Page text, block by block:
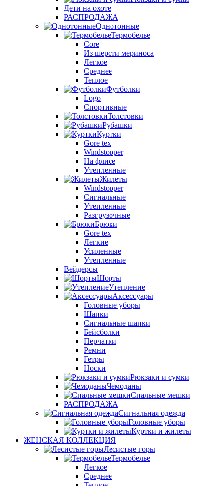
Дети на охоте
РАСПРОДАЖА
Однотонные
Термобелье
Core
Из шерсти мериноса
Легкое
Среднее
Теплое
Футболки
Logo
Спортивные
Толстовки
Рубашки
Куртки
Gore tex
Windstopper
На флисе
Утепленные
Жилеты
Windstopper
Сигнальные
Утепленные
Разгрузочные
Брюки
Gore tex
Легкие
Усиленные
Утепленные
Вейдерсы
Шорты
Утепление
Аксессуары
Головные уборы
Шапки
Сигнальные шапки
Бейсболки
Перчатки
Ремни
Гетры
Носки
Рюкзаки и сумки
Чемоданы
Спальные мешки
РАСПРОДАЖА
Сигнальная одежда
Головные уборы
Куртки и жилеты
ЖЕНСКАЯ КОЛЛЕКЦИЯ
Лесистые горы
Термобелье
Легкое
Среднее